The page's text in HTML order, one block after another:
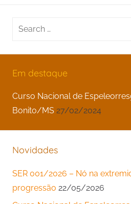
Search
Em destaque
Curso Nacional de
Bonito/MS 27/02/2024
Novidades
SER 001/2026 – Nó na
progressão 22/05/2026